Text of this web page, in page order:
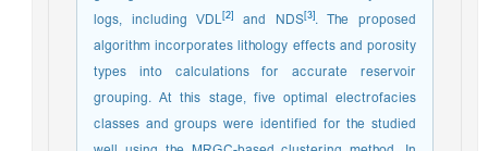
logs, including VDL[2] and NDS[3]
. The proposed
algorithm incorporates lithology effects and porosity
types into calculations for accurate reservoir
grouping. At this stage, five optimal electrofacies
classes and groups were identified for the studied